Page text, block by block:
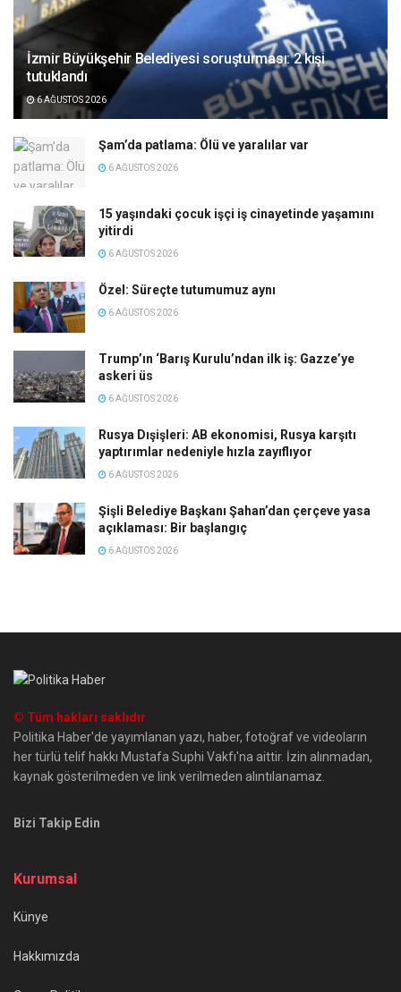
İzmir Büyükşehir Belediyesi soruşturması: 2 kişi
tutuklandı
6 AĞUSTOS 2026
Şam’da patlama: Ölü ve yaralılar var
6 AĞUSTOS 2026
15 yaşındaki çocuk işçi iş cinayetinde yaşamını
yitirdi
6 AĞUSTOS 2026
Özel: Süreçte tutumumuz aynı
6 AĞUSTOS 2026
Trump’ın ‘Barış Kurulu’ndan ilk iş: Gazze’ye
askeri üs
6 AĞUSTOS 2026
Rusya Dışişleri: AB ekonomisi, Rusya karşıtı
yaptırımlar nedeniyle hızla zayıflıyor
6 AĞUSTOS 2026
Şişli Belediye Başkanı Şahan’dan çerçeve yasa
açıklaması: Bir başlangıç
6 AĞUSTOS 2026
© Tüm hakları saklıdır
Politika Haber'de yayımlanan yazı, haber, fotoğraf ve videoların
her türlü telif hakkı Mustafa Suphi Vakfı'na aittir. İzin alınmadan,
kaynak gösterilmeden ve link verilmeden alıntılanamaz.
Bizi Takip Edin
Kurumsal
Künye
Hakkımızda